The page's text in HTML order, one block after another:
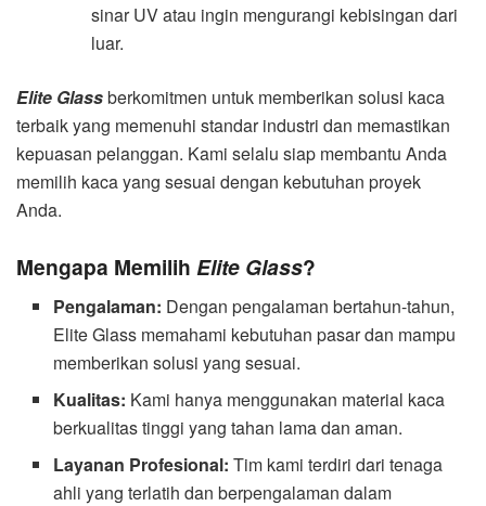
sinar UV atau ingin mengurangi kebisingan dari
luar.
Elite Glassberkomitmen untuk memberikan solusi kaca
terbaik yang memenuhi standar industri dan memastikan
kepuasan pelanggan. Kami selalu siap membantu Anda
memilih kaca yang sesuai dengan kebutuhan proyek
Anda.
Mengapa Memilih Elite Glass?
Pengalaman: Dengan pengalaman bertahun-tahun,
Elite Glass memahami kebutuhan pasar dan mampu
memberikan solusi yang sesuai.
Kualitas: Kami hanya menggunakan material kaca
berkualitas tinggi yang tahan lama dan aman.
Layanan Profesional: Tim kami terdiri dari tenaga
ahli yang terlatih dan berpengalaman dalam